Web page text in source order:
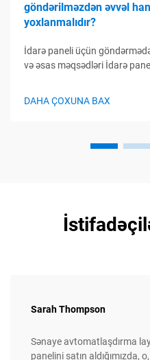
göndərilməzdən əvvəl
yoxlanmalıdır?
İdarə paneli üçün
və əsas məqsədləri İdarə
aşkarlamaq üçün son imkan
DAHA ÇOXUNA BAX
Sarah Thompson
Sənaye avtomatlaşdırma
panelini satın aldığımızda,